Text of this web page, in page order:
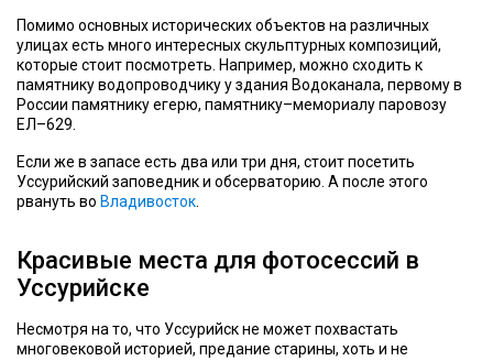
Помимо основных исторических объектов на различных
улицах есть много интересных скульптурных композиций,
которые стоит посмотреть. Например, можно сходить к
памятнику водопроводчику у здания Водоканала, первому в
России памятнику егерю, памятнику–мемориалу паровозу
ЕЛ–629.
Если же в запасе есть два или три дня, стоит посетить
Уссурийский заповедник и обсерваторию. А после этого
рвануть во Владивосток
Красивые места для фотосессий в
Уссурийске
Несмотря на то, что Уссурийск не может похвастать
многовековой историей, предание старины, хоть и не